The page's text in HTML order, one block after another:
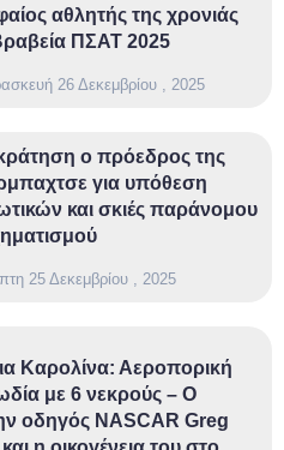
26 Δεκεμβρίου , 2025
αθλητής της χρονιάς
ΠΣΑΤ 2025
25 Δεκεμβρίου , 2025
ο πρόεδρος της
για υπόθεση
και σκιές παράνομου
Καρολίνα: Αεροπορική
με 6 νεκρούς – Ο
οδηγός NASCAR Greg